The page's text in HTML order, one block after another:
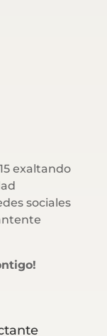
exaltando
sociales